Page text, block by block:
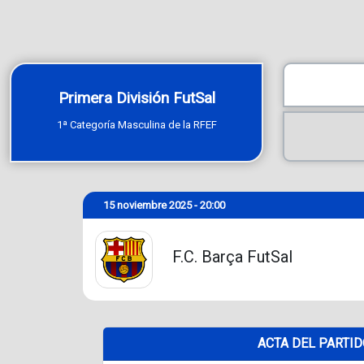
Primera División FutSal
1ª Categoría Masculina de la RFEF
15 noviembre 2025 - 20:00
F.C. Barça FutSal
ACTA DEL